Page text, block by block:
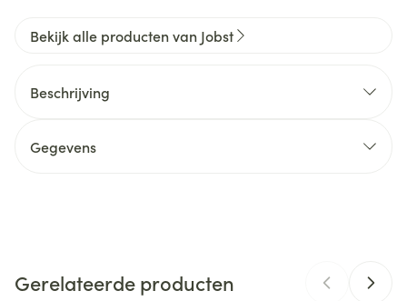
Bekijk alle producten van Jobst
Beschrijving
Gegevens
Merken Jobst
Gerelateerde producten